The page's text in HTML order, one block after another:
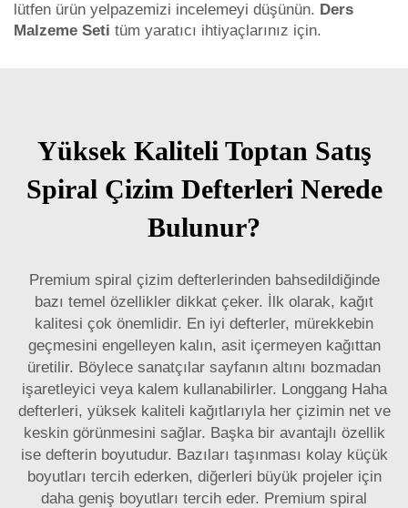
lütfen ürün yelpazemizi incelemeyi düşünün. Ders
Malzeme Seti tüm yaratıcı ihtiyaçlarınız için.
Yüksek Kaliteli Toptan Satış
Spiral Çizim Defterleri Nerede
Bulunur?
Premium spiral çizim defterlerinden bahsedildiğinde
bazı temel özellikler dikkat çeker. İlk olarak, kağıt
kalitesi çok önemlidir. En iyi defterler, mürekkebin
geçmesini engelleyen kalın, asit içermeyen kağıttan
üretilir. Böylece sanatçılar sayfanın altını bozmadan
işaretleyici veya kalem kullanabilirler. Longgang Haha
defterleri, yüksek kaliteli kağıtlarıyla her çizimin net ve
keskin görünmesini sağlar. Başka bir avantajlı özellik
ise defterin boyutudur. Bazıları taşınması kolay küçük
boyutları tercih ederken, diğerleri büyük projeler için
daha geniş boyutları tercih eder. Premium spiral